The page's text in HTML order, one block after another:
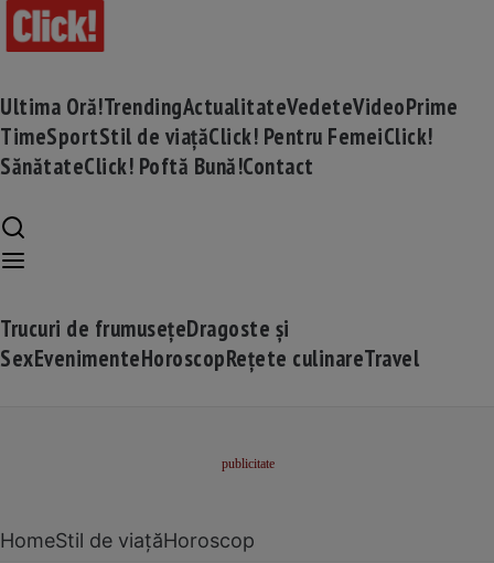
Ultima Oră!TrendingActualitateVedeteVideoPrime
TimeSportStil de viațăClick! Pentru FemeiClick!
SănătateClick! Poftă Bună!Contact
Trucuri de frumusețeDragoste și
SexEvenimenteHoroscopRețete culinareTravel
HomeStil de viațăHoroscop